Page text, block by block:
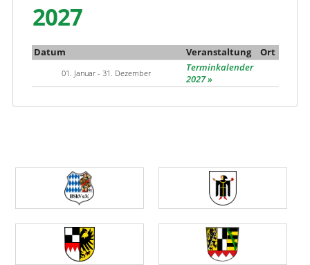
2027
Datum Veranstaltung Ort
01. Januar - 31. Dezember
Terminkalender
2027